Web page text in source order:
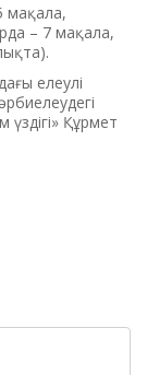
мақала,
– 7 мақала,
елеулі
Құрмет